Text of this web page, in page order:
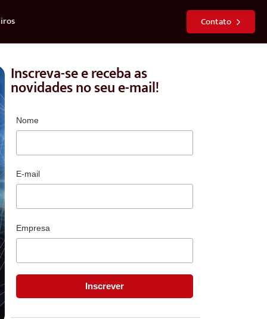
Contato
Inscreva-se e receba as
novidades no seu e-mail!
Nome
E-mail
Empresa